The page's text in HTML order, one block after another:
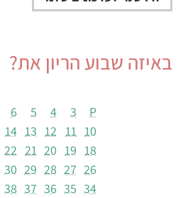
באיזה שבוע הריון את?
P
3
4
5
6
10
11
12
13
14
18
19
20
21
22
26
27
28
29
30
34
35
36
37
38